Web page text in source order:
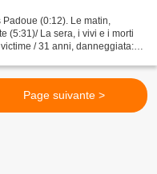
Padoue (0:12). Le matin,
(5:31)/ La sera, i vivi e i morti
/ 31 anni, danneggiata:
Page suivante >